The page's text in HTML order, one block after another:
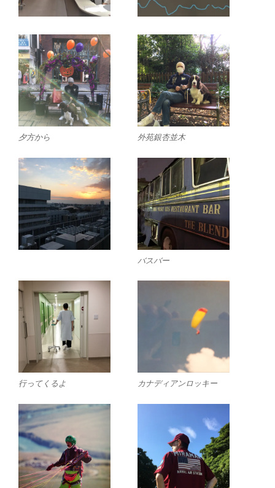
夕方から 外苑銀杏並木
バスバー
行ってくるよ カナディアンロッキー